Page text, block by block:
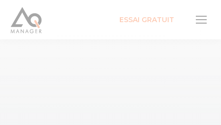
ESSAI GRATUIT